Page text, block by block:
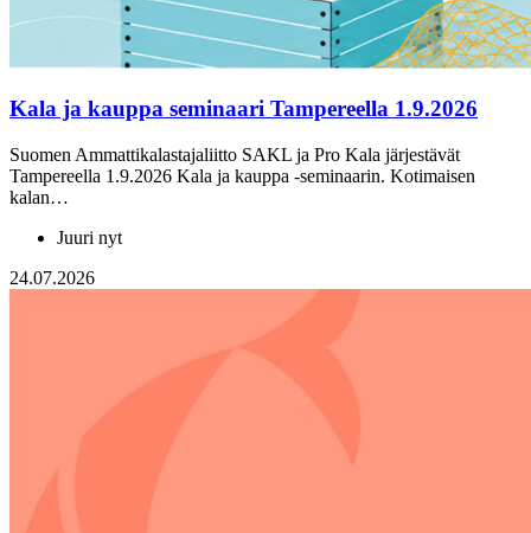
Kala ja kauppa seminaari Tampereella 1.9.2026
Suomen Ammattikalastajaliitto SAKL ja Pro Kala järjestävät
Tampereella 1.9.2026 Kala ja kauppa -seminaarin. Kotimaisen
kalan…
Juuri nyt
24.07.2026